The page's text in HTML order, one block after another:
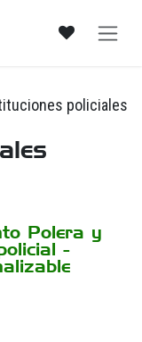
policiales
Polera y
-